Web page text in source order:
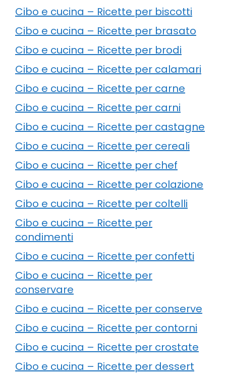
Cibo e cucina – Ricette per biscotti
Cibo e cucina – Ricette per brasato
Cibo e cucina – Ricette per brodi
Cibo e cucina – Ricette per calamari
Cibo e cucina – Ricette per carne
Cibo e cucina – Ricette per carni
Cibo e cucina – Ricette per castagne
Cibo e cucina – Ricette per cereali
Cibo e cucina – Ricette per chef
Cibo e cucina – Ricette per colazione
Cibo e cucina – Ricette per coltelli
Cibo e cucina – Ricette per
condimenti
Cibo e cucina – Ricette per confetti
Cibo e cucina – Ricette per
conservare
Cibo e cucina – Ricette per conserve
Cibo e cucina – Ricette per contorni
Cibo e cucina – Ricette per crostate
Cibo e cucina – Ricette per dessert